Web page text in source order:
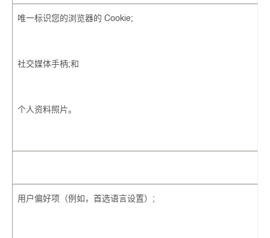
唯一标识您的浏览器的 Cookie;
社交媒体手柄;和
个人资料照片。
用户偏好项（例如，首选语言设置）;